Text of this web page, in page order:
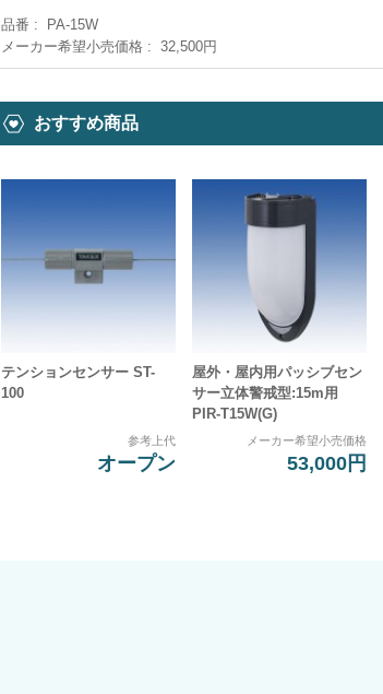
品番
PA-15W
メーカー希望小売価格
32,500円
おすすめ商品
テンションセンサー ST-
100
参考上代
オープン
屋外・屋内用パッシブセン
サー立体警戒型:15m用
PIR-T15W(G)
メーカー希望小売価格
53,000円